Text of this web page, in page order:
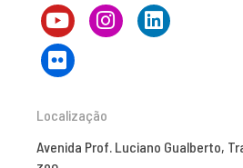
Localização
Avenida Prof. Luciano Gualberto,